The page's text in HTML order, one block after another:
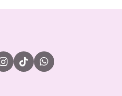
I
n
T
i
W
h